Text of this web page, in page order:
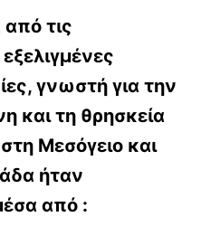
τις
γνωστή για την
και τη θρησκεία
Μεσόγειο και
ήταν
από :